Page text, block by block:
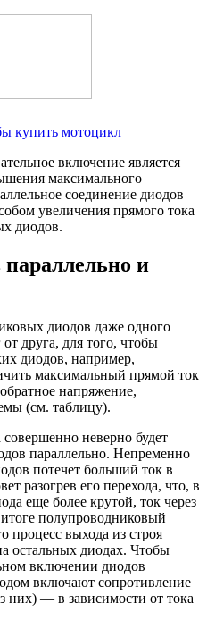
купить мотоцикл
включение является
максимального
соединение диодов
увеличения прямого тока
диодов.
параллельно и
диодов даже одного
друга, для того, чтобы
диодов, например,
максимальный прямой ток
напряжение,
(см. таблицу).
неверно будет
параллельно. Непременно
потечет больший ток в
разогрев его перехода, что, в
еще более крутой, ток через
полупроводниковый
процесс выхода из строя
остальных диодах. Чтобы
включении диодов
включают сопротивление
них) — в зависимости от тока